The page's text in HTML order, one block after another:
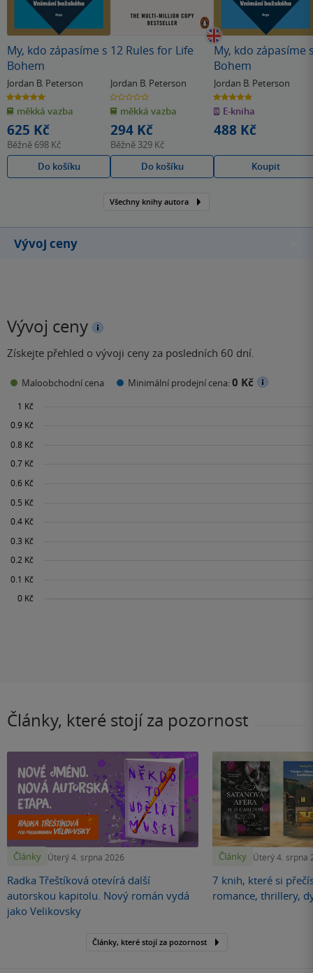
My, kdo zápasíme s
Bohem
Jordan B. Peterson
5.0
z
5
hvězdiček
měkká vazba
625 Kč
Běžně 698 Kč
Do košíku
12 Rules for Life
Jordan B. Peterson
0.0
z
5
hvězdiček
měkká vazba
294 Kč
Běžně 329 Kč
Do košíku
My, kdo zápasíme
Bohem
Jordan B. Peterson
5.0
z
5
hvězdiček
E-kniha
488 Kč
Koupit
Všechny knihy autora
Vývoj ceny
Vývoj ceny
Získejte přehled o vývoji ceny za posledních 60 dní.
Maloobchodní cena Minimální prodejní cena:0 Kč
Články, které stojí za pozornost
Články Úterý 4. srpna 2026
Radka Třeštíková otevírá další
autorskou kapitolu. Nový román vydá
jako Velikovsky
Články Úterý 4. srpna
7 knih, které si
romance, thrillery,
Články, které stojí za pozornost